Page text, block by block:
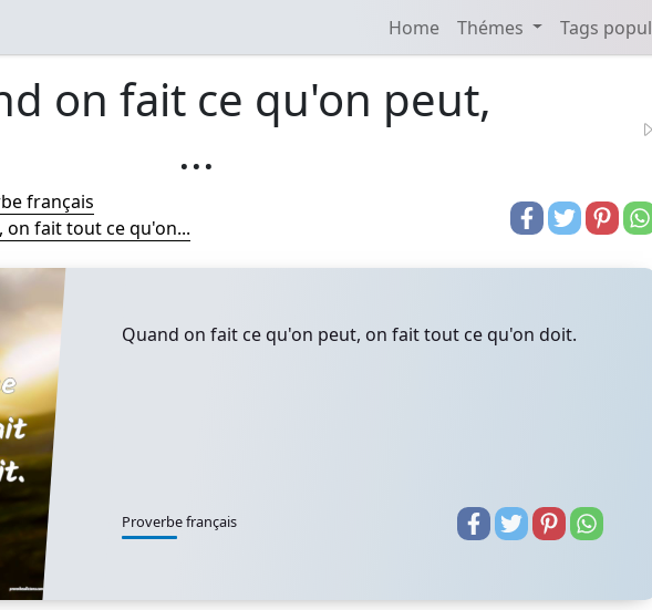
Home Thémes Tags
on fait ce qu'on peut,
...
français
on fait tout ce qu'on...
Quand on fait ce qu'on peut, on fait tout ce qu'on doit.
Proverbe français